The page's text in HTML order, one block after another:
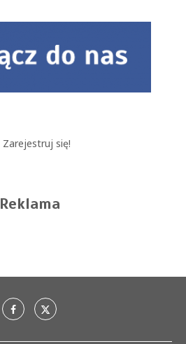
Zarejestruj się!
Reklama